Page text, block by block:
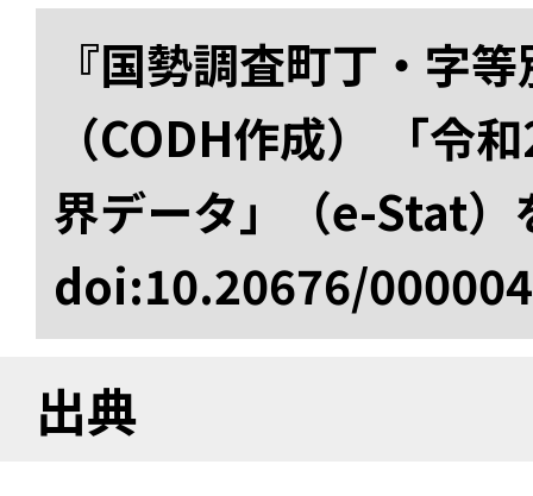
『国勢調査町丁・字
（CODH作成） 「令
界データ」（e-Stat）
doi:10.20676/
出典